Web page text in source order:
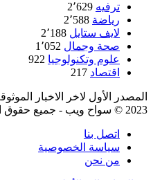
ترفيه 2٬629
رياضة 2٬588
لايف ستايل 2٬188
صحة وجمال 1٬052
علوم وتكنولوجيا 922
اقتصاد 217
المصدر الأول لاخر الاخبار
2023 © سواح ويب - جميع حقوق النشر محفوظة.
اتصل بنا
سياسة الخصوصية
من نحن